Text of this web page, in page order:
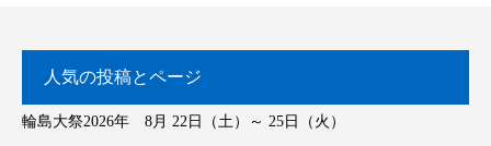
人気の投稿とページ
輪島大祭2026年 8月 22日（土）～ 25日（火）